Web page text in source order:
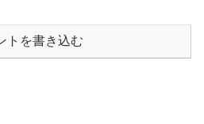
トを書き込む